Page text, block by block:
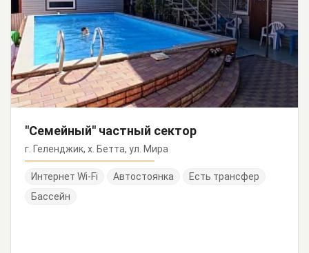
"Семейный" частный сектор
г. Геленджик, х. Бетта, ул. Мира
Интернет Wi-Fi Автостоянка
Есть трансфер
Бассейн